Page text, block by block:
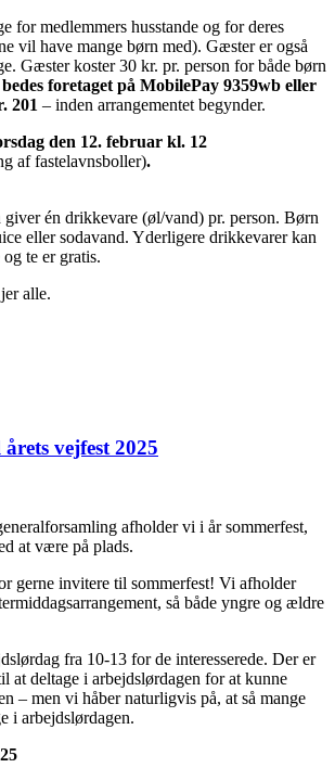
for medlemmers husstande og for deres
vil have mange børn med). Gæster er også
Gæster koster 30 kr. pr. person for både børn
foretaget på MobilePay 9359wb eller
201 – inden arrangementet begynder.
den 12. februar kl. 12
af fastelavnsboller).
én drikkevare (øl/vand) pr. person. Børn
eller sodavand. Yderligere drikkevarer kan
te er gratis.
alle.
vejfest 2025
afholder vi i år sommerfest,
at være på plads.
gerne invitere til sommerfest! Vi afholder
så både yngre og ældre
fra 10-13 for de interesserede. Der er
at deltage i arbejdslørdagen for at kunne
– men vi håber naturligvis på, at så mange
i arbejdslørdagen.